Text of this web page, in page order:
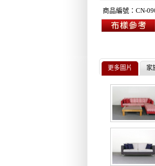
商品編號：CN-
更多圖片 家